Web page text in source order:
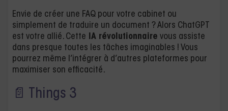
Envie de créer une FAQ pour votre cabinet ou
simplement de traduire un document ? Alors ChatGPT
est votre allié. Cette IA révolutionnaire vous assiste
dans presque toutes les tâches imaginables ! Vous
pourrez même l’intégrer à d’autres plateformes pour
maximiser son efficacité.
📄 Things 3